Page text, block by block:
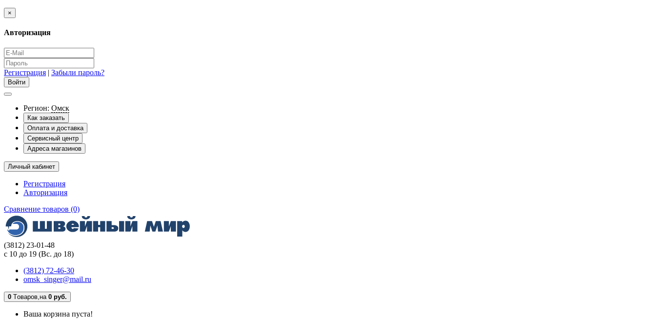
×
Авторизация
Регистрация | Забыли пароль?
Регион: Омск
Как заказать
Оплата и доставка
Сервисный центр
Адреса магазинов
Личный кабинет
Регистрация
Авторизация
Сравнение товаров (0)
(3812) 23-01-48
с 10 до 19 (Вс. до 18)
(3812) 72-46-30
omsk_singer@mail.ru
0 Tоваров,на 0 руб.
Ваша корзина пуста!